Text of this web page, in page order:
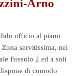
Arno
ufficio al piano
servitissima, nei
Fossolo 2 ed a soli
di comodo